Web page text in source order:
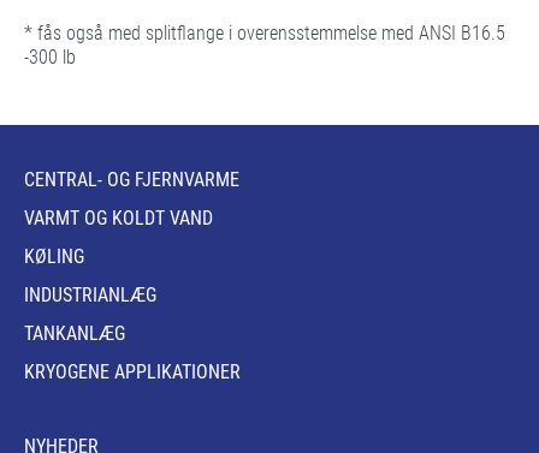
* fås også med splitflange i overensstemmelse med ANSI B16.5
-300 lb
CENTRAL- OG FJERNVARME
VARMT OG KOLDT VAND
KØLING
INDUSTRIANLÆG
TANKANLÆG
KRYOGENE APPLIKATIONER
NYHEDER